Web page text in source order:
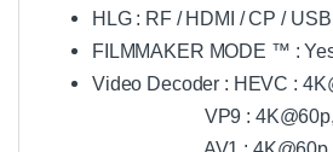
HLG : RF / HDMI / CP /
FILMMAKER MODE ™ :
Video Decoder : HEVC :
VP9 : 4K@60p,